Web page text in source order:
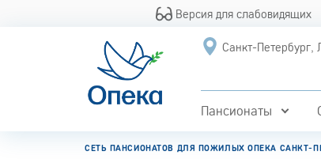
Версия для слабовидящих
Санкт-Петербург,
Пансионаты
СЕТЬ ПАНСИОНАТОВ ДЛЯ ПОЖИЛЫХ ОПЕКА САНКТ-